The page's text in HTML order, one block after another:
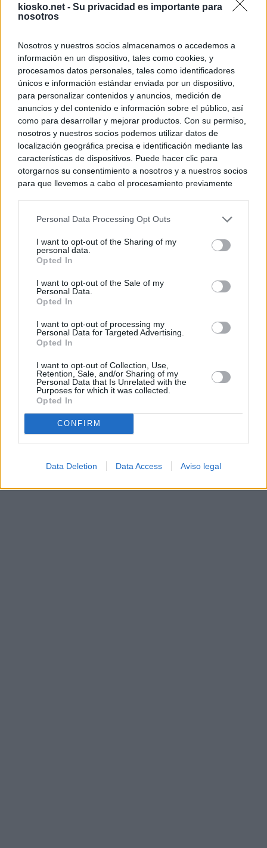
kiosko.net - Su privacidad es importante para
nosotros
Nosotros y nuestros socios almacenamos o accedemos a
información en un dispositivo, tales como cookies, y
procesamos datos personales, tales como identificadores
únicos e información estándar enviada por un dispositivo,
para personalizar contenidos y anuncios, medición de
anuncios y del contenido e información sobre el público, así
como para desarrollar y mejorar productos. Con su permiso,
nosotros y nuestros socios podemos utilizar datos de
localización geográfica precisa e identificación mediante las
características de dispositivos. Puede hacer clic para
otorgarnos su consentimiento a nosotros y a nuestros socios
para que llevemos a cabo el procesamiento previamente
negar su consentimiento. Tenga en cuenta que algún
de su consentimiento, pero usted tiene el derecho de
rechazar tal procesamiento. Sus preferencias se aplicarán
cualquier momento entrando de nuevo en este sitio web o
visitando nuestra política de privacidad.
Personal Data Processing Opt Outs
I want to opt-out of the Sharing of my
personal data.
Opted In
I want to opt-out of the Sale of my
Personal Data.
Opted In
I want to opt-out of processing my
Personal Data for Targeted Advertising.
Opted In
I want to opt-out of Collection, Use,
Retention, Sale, and/or Sharing of my
Personal Data that Is Unrelated with the
Purposes for which it was collected.
Opted In
CONFIRM
Data Deletion Data Access Aviso legal